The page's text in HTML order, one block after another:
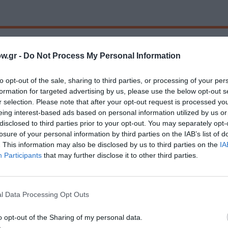
- Do Not Process My Personal Information
opt-out of the sale, sharing to third parties, or processing of your
for targeted advertising by us, please use the below opt-out
selection. Please note that after your opt-out request is processed
interest-based ads based on personal information utilized by us
to third parties prior to your opt-out. You may separately
of your personal information by third parties on the IAB’s list of
This information may also be disclosed by us to third parties on the
Participants that may further disclose it to other third parties.
Data Processing Opt Outs
opt-out of the Sharing of my personal data.
στο
Δες
ΓΙΑ ΠΑΙΔΙΑ
και τον Πολιτισμό!